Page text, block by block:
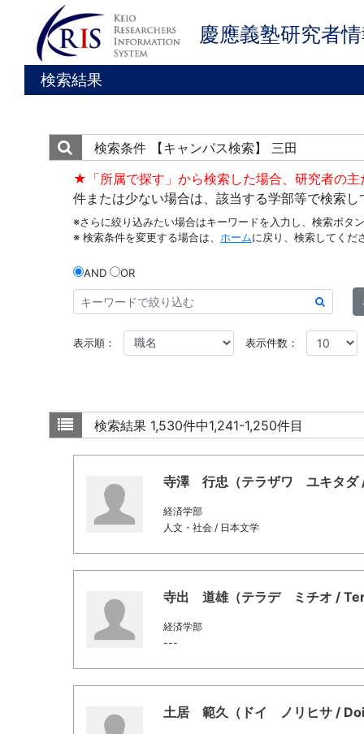
慶應義塾研究者
検索結果
検索条件
【キャンパス検索】 三田
★「所属で探す」から検索した場合、研究者の
件または少ない場合は、該当する学部等で検索し
※さらに絞り込みたい場合はキーワードを入力し、検索ボタ
※ 検索条件を変更する場合は、 ホームに戻り、検索してくだ
AND OR
表示順： 表示件数：
検索結果 1,530件中1,241-1,250件目
寺澤 行忠（テラザワ ユキタダ
経済学部
人文・社会 / 日本文学
寺出 道雄（テラデ ミチオ /
経済学部
---
土居 範久（ドイ ノリヒサ /